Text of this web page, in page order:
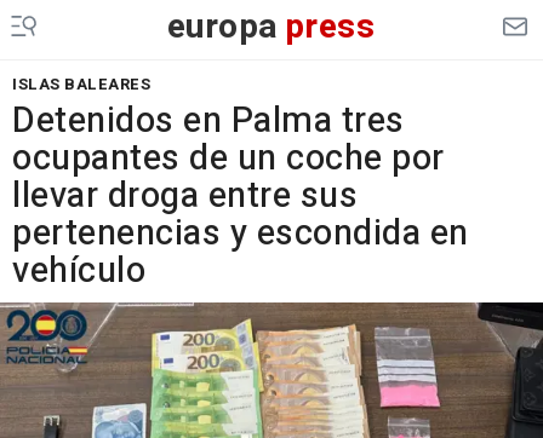
europa press
ISLAS BALEARES
Detenidos en Palma tres
ocupantes de un coche por
llevar droga entre sus
pertenencias y escondida en
vehículo